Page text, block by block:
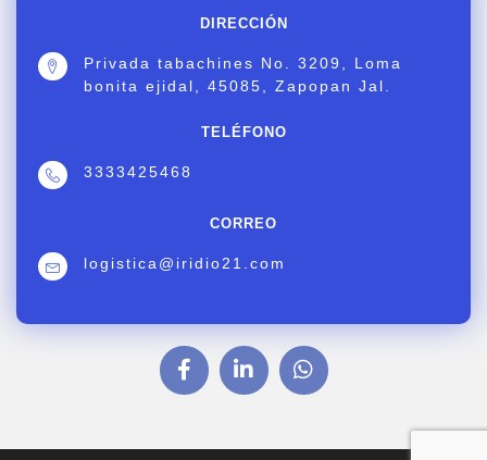
DIRECCIÓN
Privada tabachines No. 3209, Loma
bonita ejidal, 45085, Zapopan Jal.
TELÉFONO
3333425468
CORREO
logistica@iridio21.com